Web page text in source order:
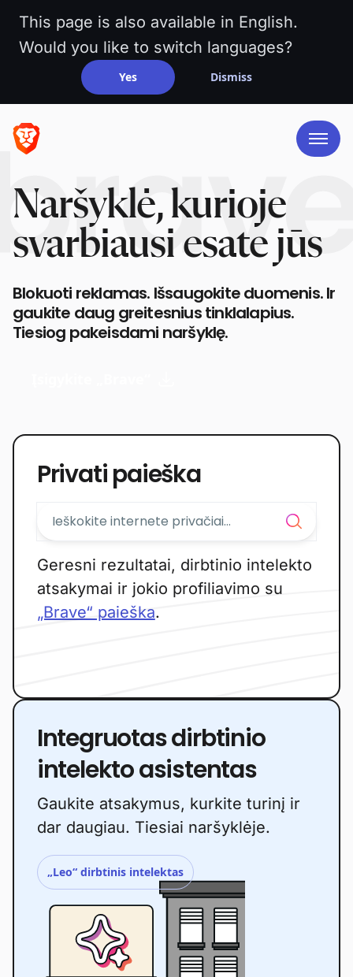
This page is also available in English.
Would you like to switch languages?
Yes Dismiss
Naršyklė, kurioje
svarbiausi esate jūs
Blokuoti reklamas. Išsaugokite duomenis. Ir
gaukite daug greitesnius tinklalapius.
Tiesiog pakeisdami naršyklę.
Privati paieška
Geresni rezultatai, dirbtinio intelekto
atsakymai ir jokio profiliavimo su
„Brave“ paieška.
Integruotas dirbtinio
intelekto asistentas
Gaukite atsakymus, kurkite turinį ir
dar daugiau. Tiesiai naršyklėje.
„Leo“ dirbtinis intelektas